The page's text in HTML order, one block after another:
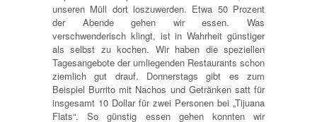
unseren Müll dort loszuwerden. Etwa 50 Prozent
der Abende gehen wir essen. Was
verschwenderisch klingt, ist in Wahrheit günstiger
als selbst zu kochen. Wir haben die speziellen
Tagesangebote der umliegenden Restaurants schon
ziemlich gut drauf. Donnerstags gibt es zum
Beispiel Burrito mit Nachos und Getränken satt für
insgesamt 10 Dollar für zwei Personen bei „Tijuana
Flats“. So günstig essen gehen konnten wir